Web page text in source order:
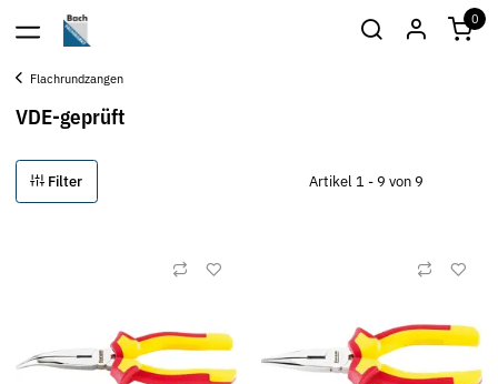
0
Flachrundzangen
VDE-geprüft
Filter Artikel 1 - 9 von 9